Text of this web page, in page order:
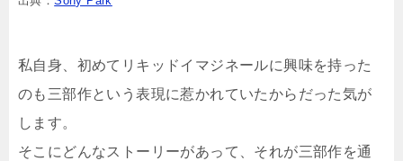
私自身、初めてリキッドイマジネールに興味を持った
のも三部作という表現に惹かれていたからだった気が
します。
そこにどんなストーリーがあって、それが三部作を通